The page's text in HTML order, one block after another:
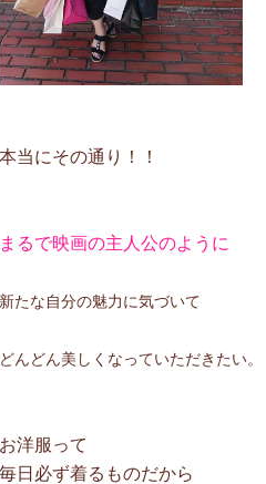
本当にその通り！！
まるで映画の主人公のように
新たな自分の魅力に気づいて
どんどん美しくなっていただきたい。
お洋服って
毎日必ず着るものだから